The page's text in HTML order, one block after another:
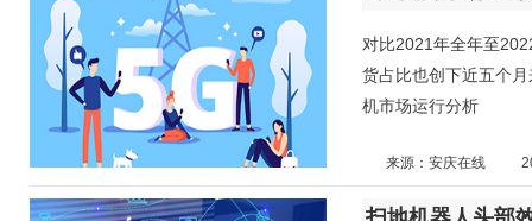
对比2021年全年至
货占比也创下近五个
机市场运行分析
来源：安庆在线